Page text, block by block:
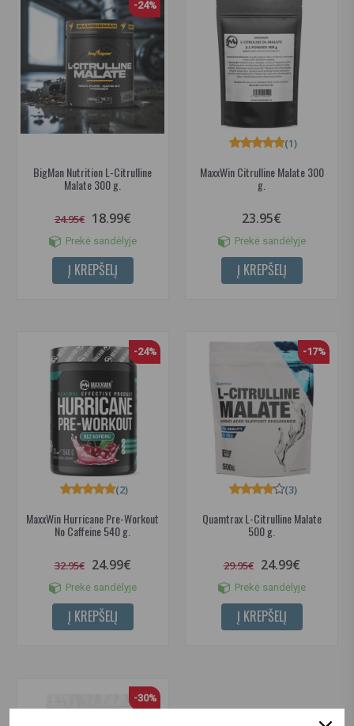
-24%
BigMan Nutrition L-Citrulline
Malate 300 g.
24.95€ 18.99€
Prekė sandėlyje
Į KREPŠELĮ
MaxxWin Citrulline Malate 300
g.
(1)
23.95€
Prekė sandėlyje
Į KREPŠELĮ
-24%
MaxxWin Hurricane Pre-Workout
No Caffeine 540 g.
(2)
32.95€ 24.99€
Prekė sandėlyje
Į KREPŠELĮ
-17%
Quamtrax L-Citrulline Malate
500 g.
(3)
29.95€ 24.99€
Prekė sandėlyje
Į KREPŠELĮ
-30%